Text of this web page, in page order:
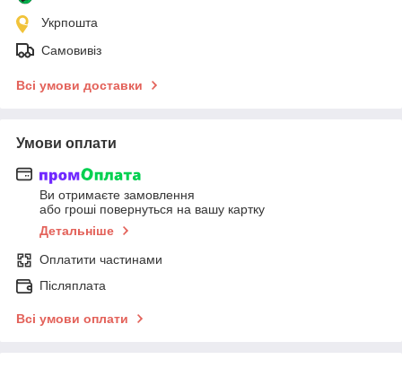
Укрпошта
Самовивіз
Всі умови доставки
Умови оплати
Ви отримаєте замовлення
або гроші повернуться на вашу картку
Детальніше
Оплатити частинами
Післяплата
Всі умови оплати